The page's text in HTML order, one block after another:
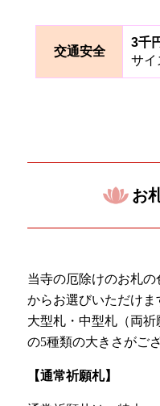
交通安全
3千
サイ
お
当寺の厄除けのお札
からお選びいただけま
大型札・中型札（両
の5種類の大きさがご
【通常祈願札】